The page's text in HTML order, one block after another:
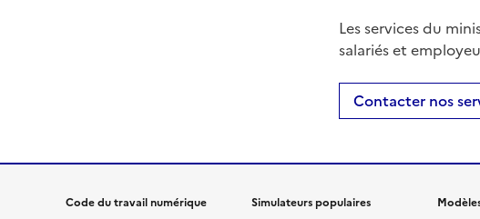
Les services du
salariés et
Contacter nos
Code du travail numérique
Simulateurs populaires